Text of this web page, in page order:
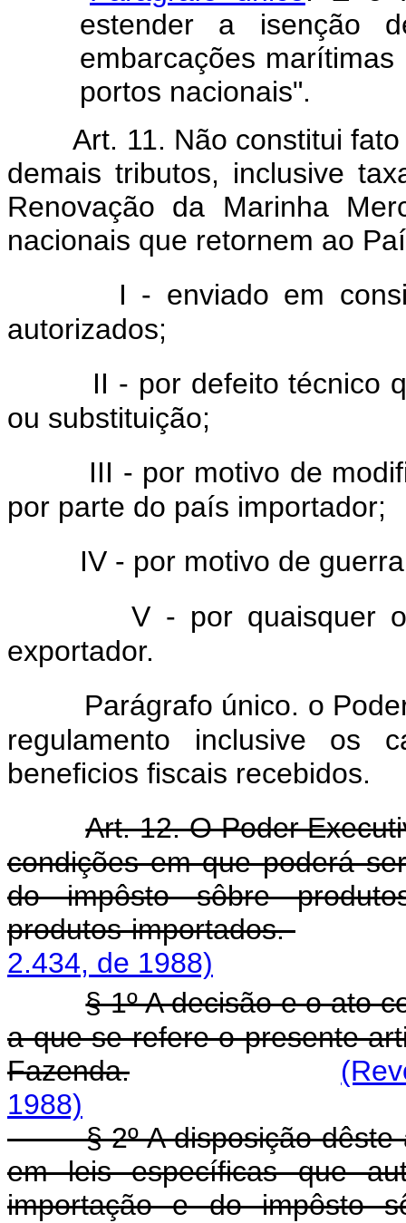
estender a isenção
embarcações
portos nacionais".
Art. 11. Não constitui
demais tributos, inclusive
Renovação da Marinha
nacionais que retornem ao
I - enviado em
autorizados;
II - por defeito técnico
ou substituição;
III - por motivo de
por parte do país importador;
IV - por motivo de
V - por quaisquer
exportador.
Parágrafo único. o
regulamento inclusive os
beneficios fiscais recebidos.
Art. 12. O Poder
condições em que poderá
do impôsto sôbre
produtos importados.
2.434, de 1988)
§ 1º A decisão e o ato
a que se refere o presente
Fazenda.
1988)
§ 2º A disposição dêste
em leis específicas que
importação e do impôsto